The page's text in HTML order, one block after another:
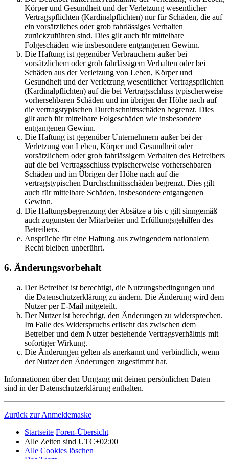
Körper und Gesundheit und der Verletzung wesentlicher
Vertragspflichten (Kardinalpflichten) nur für Schäden, die auf
ein vorsätzliches oder grob fahrlässiges Verhalten
zurückzuführen sind. Dies gilt auch für mittelbare
Folgeschäden wie insbesondere entgangenen Gewinn.
Die Haftung ist gegenüber Verbrauchern außer bei
vorsätzlichem oder grob fahrlässigem Verhalten oder bei
Schäden aus der Verletzung von Leben, Körper und
Gesundheit und der Verletzung wesentlicher Vertragspflichten
(Kardinalpflichten) auf die bei Vertragsschluss typischerweise
vorhersehbaren Schäden und im übrigen der Höhe nach auf
die vertragstypischen Durchschnittsschäden begrenzt. Dies
gilt auch für mittelbare Folgeschäden wie insbesondere
entgangenen Gewinn.
Die Haftung ist gegenüber Unternehmern außer bei der
Verletzung von Leben, Körper und Gesundheit oder
vorsätzlichem oder grob fahrlässigem Verhalten des Betreibers
auf die bei Vertragsschluss typischerweise vorhersehbaren
Schäden und im Übrigen der Höhe nach auf die
vertragstypischen Durchschnittsschäden begrenzt. Dies gilt
auch für mittelbare Schäden, insbesondere entgangenen
Gewinn.
Die Haftungsbegrenzung der Absätze a bis c gilt sinngemäß
auch zugunsten der Mitarbeiter und Erfüllungsgehilfen des
Betreibers.
Ansprüche für eine Haftung aus zwingendem nationalem
Recht bleiben unberührt.
6. Änderungsvorbehalt
Der Betreiber ist berechtigt, die Nutzungsbedingungen und
die Datenschutzerklärung zu ändern. Die Änderung wird dem
Nutzer per E-Mail mitgeteilt.
Der Nutzer ist berechtigt, den Änderungen zu widersprechen.
Im Falle des Widerspruchs erlischt das zwischen dem
Betreiber und dem Nutzer bestehende Vertragsverhältnis mit
sofortiger Wirkung.
Die Änderungen gelten als anerkannt und verbindlich, wenn
der Nutzer den Änderungen zugestimmt hat.
Informationen über den Umgang mit deinen persönlichen Daten
sind in der Datenschutzerklärung enthalten.
Zurück zur Anmeldemaske
Startseite Foren-Übersicht
Alle Zeiten sind UTC+02:00
Alle Cookies löschen